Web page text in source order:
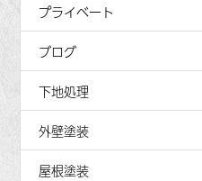
プライベート
ブログ
下地処理
外壁塗装
屋根塗装